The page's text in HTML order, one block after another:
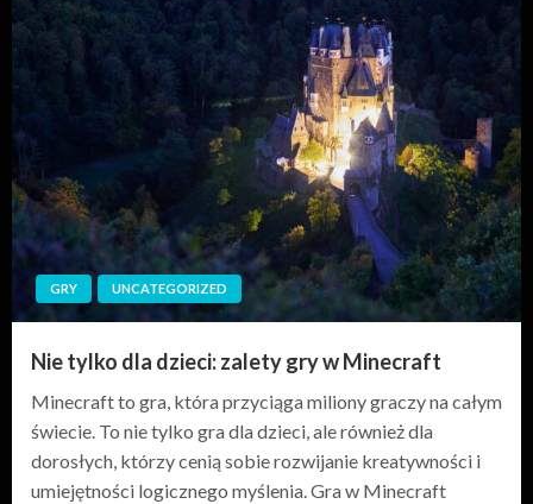
GRY UNCATEGORIZED
Nie tylko dla dzieci: zalety gry w Minecraft
Minecraft to gra, która przyciąga miliony graczy na całym
świecie. To nie tylko gra dla dzieci, ale również dla
dorosłych, którzy cenią sobie rozwijanie kreatywności i
umiejętności logicznego myślenia. Gra w Minecraft